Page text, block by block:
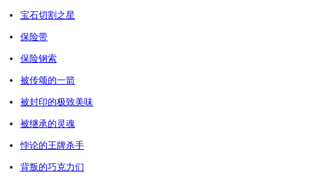
宝石切割之星
保险带
保险钢索
被传颂的一箭
被封印的极致美味
被继承的灵魂
悖论的王牌杀手
背叛的巧克力们